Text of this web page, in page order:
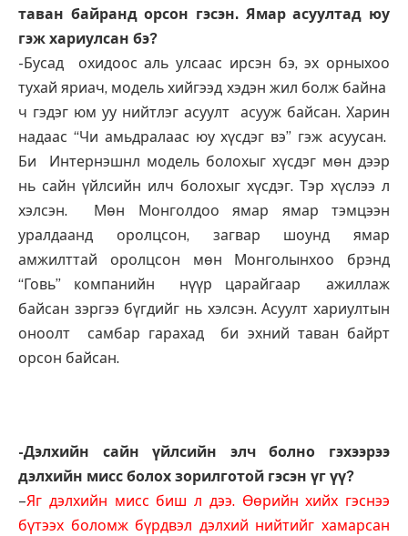
таван байранд орсон гэсэн. Ямар асуултад юу
гэж хариулсан бэ?
-Бусад охидоос аль улсаас ирсэн бэ, эх орныхоо
тухай яриач, модель хийгээд хэдэн жил болж байна
ч гэдэг юм уу нийтлэг асуулт асууж байсан. Харин
надаас “Чи амьдралаас юу хүсдэг вэ” гэж асуусан.
Би Интернэшнл модель болохыг хүсдэг мөн дээр
нь сайн үйлсийн илч болохыг хүсдэг. Тэр хүслээ л
хэлсэн. Мөн Монголдоо ямар ямар тэмцээн
уралдаанд оролцсон, загвар шоунд ямар
амжилттай оролцсон мөн Монголынхоо брэнд
“Говь” компанийн нүүр царайгаар ажиллаж
байсан зэргээ бүгдийг нь хэлсэн. Асуулт хариултын
оноолт самбар гарахад би эхний таван байрт
орсон байсан.
-Дэлхийн сайн үйлсийн элч болно гэхээрээ
дэлхийн мисс болох зорилготой гэсэн үг үү?
–Яг дэлхийн мисс биш л дээ. Өөрийн хийх гэснээ
бүтээх боломж бүрдвэл дэлхий нийтийг хамарсан